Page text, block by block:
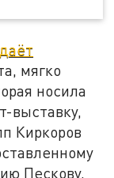
мягко
носила
выставку,
Киркоров
Пескову,